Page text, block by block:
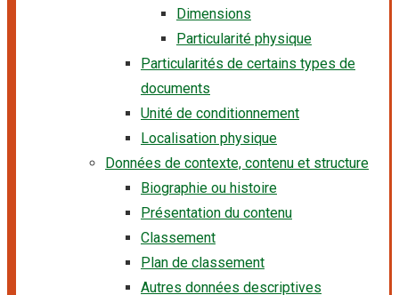
Dimensions
Particularité physique
Particularités de certains types de
documents
Unité de conditionnement
Localisation physique
Données de contexte, contenu et structure
Biographie ou histoire
Présentation du contenu
Classement
Plan de classement
Autres données descriptives